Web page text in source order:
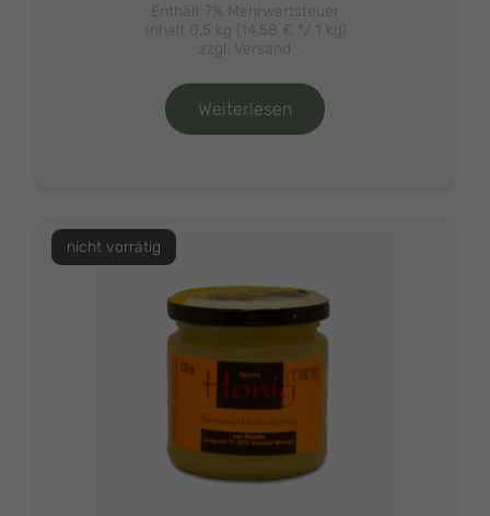
Enthält 7% Mehrwertsteuer
Inhalt 0,5 kg (14,58 € */ 1 kg)
zzgl. Versand
Weiterlesen
nicht vorrätig